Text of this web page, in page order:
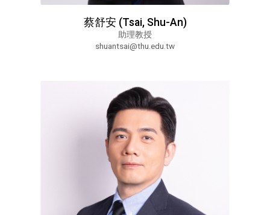
蔡舒安 (Tsai, Shu-An)
助理教授
shuantsai@thu.edu.tw